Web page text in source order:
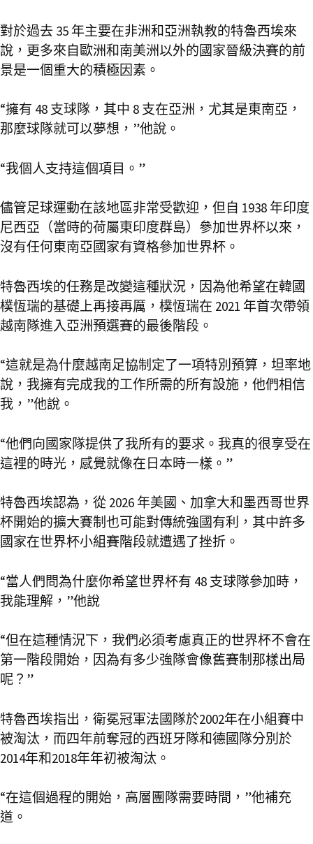
對於過去 35 年主要在非洲和亞洲執教的特魯西埃來
說，更多來自歐洲和南美洲以外的國家晉級決賽的前
景是一個重大的積極因素。
“擁有 48 支球隊，其中 8 支在亞洲，尤其是東南亞，
那麼球隊就可以夢想，”他說。
“我個人支持這個項目。”
儘管足球運動在該地區非常受歡迎，但自 1938 年印度
尼西亞（當時的荷屬東印度群島）參加世界杯以來，
沒有任何東南亞國家有資格參加世界杯。
特魯西埃的任務是改變這種狀況，因為他希望在韓國
樸恆瑞的基礎上再接再厲，樸恆瑞在 2021 年首次帶領
越南隊進入亞洲預選賽的最後階段。
“這就是為什麼越南足協制定了一項特別預算，坦率地
說，我擁有完成我的工作所需的所有設施，他們相信
我，”他說。
“他們向國家隊提供了我所有的要求。我真的很享受在
這裡的時光，感覺就像在日本時一樣。”
特魯西埃認為，從 2026 年美國、加拿大和墨西哥世界
杯開始的擴大賽制也可能對傳統強國有利，其中許多
國家在世界杯小組賽階段就遭遇了挫折。
“當人們問為什麼你希望世界杯有 48 支球隊參加時，
我能理解，”他說
“但在這種情況下，我們必須考慮真正的世界杯不會在
第一階段開始，因為有多少強隊會像舊賽制那樣出局
呢？”
特魯西埃指出，衛冕冠軍法國隊於2002年在小組賽中
被淘汰，而四年前奪冠的西班牙隊和德國隊分別於
2014年和2018年年初被淘汰。
“在這個過程的開始，高層團隊需要時間，”他補充
道。